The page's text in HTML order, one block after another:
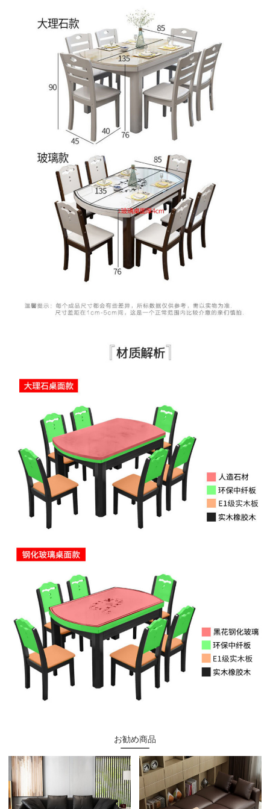
お勧め商品